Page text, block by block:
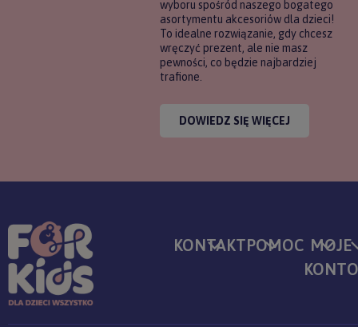
wyboru spośród naszego bogatego
asortymentu akcesoriów dla dzieci!
To idealne rozwiązanie, gdy chcesz
wręczyć prezent, ale nie masz
pewności, co będzie najbardziej
trafione.
DOWIEDZ SIĘ WIĘCEJ
KONTAKTPOMOC MOJE
KONTO